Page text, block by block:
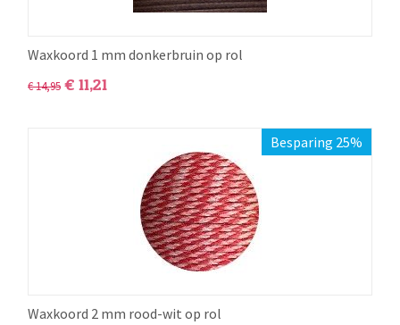
Waxkoord 1 mm donkerbruin op rol
€14,95 € 11,21
Besparing 25%
Waxkoord 2 mm rood-wit op rol